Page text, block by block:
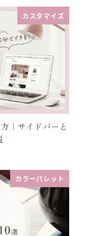
カスタマイズ
｜サイドバーと
カラーパレット